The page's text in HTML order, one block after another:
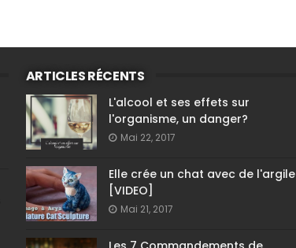
ARTICLES RÉCENTS
L'alcool et ses effets sur
l'organisme, un danger?
Mai 22, 2017
Elle crée un chat avec de l'argile
[VIDEO]
Mai 21, 2017